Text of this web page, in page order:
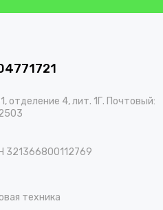
отделение 4, лит. 1Г. Почтовый:
321366800112769
техника